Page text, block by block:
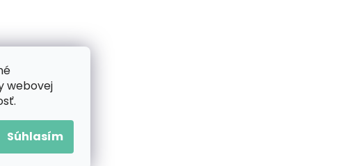
webovej
Súhlasím
návod.